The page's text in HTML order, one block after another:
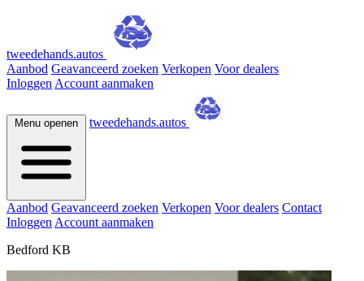
tweedehands.autos
Aanbod Geavanceerd zoeken Verkopen Voor dealers
Inloggen Account aanmaken
Menu openen tweedehands.autos
Aanbod Geavanceerd zoeken Verkopen Voor dealers Contact
Inloggen Account aanmaken
Bedford KB